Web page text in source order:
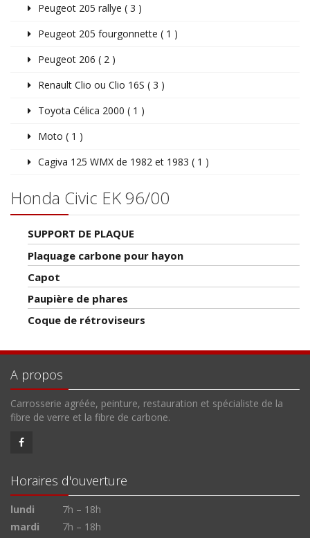
Peugeot 205 rallye ( 3 )
Peugeot 205 fourgonnette ( 1 )
Peugeot 206 ( 2 )
Renault Clio ou Clio 16S ( 3 )
Toyota Célica 2000 ( 1 )
Moto ( 1 )
Cagiva 125 WMX de 1982 et 1983 ( 1 )
Honda Civic EK 96/00
SUPPORT DE PLAQUE
Plaquage carbone pour hayon
Capot
Paupière de phares
Coque de rétroviseurs
A propos
Carrosserie agréée, peinture, restauration et spécialiste de la
fibre de verre et la fibre de carbone.
Horaires d'ouverture
lundi
7h – 18h
mardi
7h – 18h